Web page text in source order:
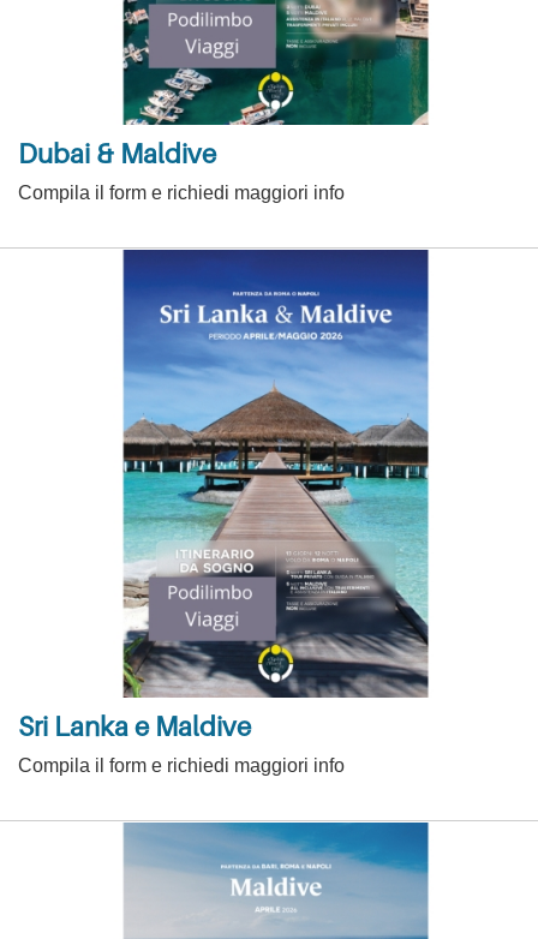
Dubai & Maldive
Compila il form e richiedi maggiori info
Sri Lanka e Maldive
Compila il form e richiedi maggiori info